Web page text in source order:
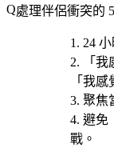
處理伴侶衝突的
24
「
「我
聚焦
避免
戰。